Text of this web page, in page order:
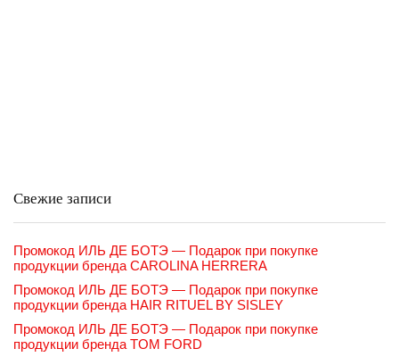
Свежие записи
Промокод ИЛЬ ДЕ БОТЭ — Подарок при покупке
продукции бренда CAROLINA HERRERA
Промокод ИЛЬ ДЕ БОТЭ — Подарок при покупке
продукции бренда HAIR RITUEL BY SISLEY
Промокод ИЛЬ ДЕ БОТЭ — Подарок при покупке
продукции бренда TOM FORD